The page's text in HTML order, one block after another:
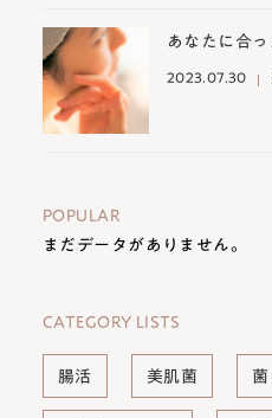
あなたに合
2023.07.30
POPULAR
まだデータがありません。
CATEGORY LISTS
腸活 美肌菌